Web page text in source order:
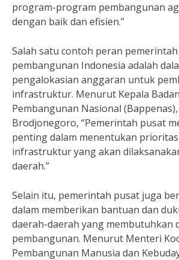
program-program pembangunan
dengan baik dan efisien.”
Salah satu contoh peran
pembangunan Indonesia adalah
pengalokasian anggaran untuk
infrastruktur. Menurut Kepala
Pembangunan Nasional
Brodjonegoro, “Pemerintah pusat
penting dalam menentukan
infrastruktur yang akan
daerah.”
Selain itu, pemerintah pusat juga
dalam memberikan bantuan dan
daerah-daerah yang membutuhkan
pembangunan. Menurut Menteri
Pembangunan Manusia dan